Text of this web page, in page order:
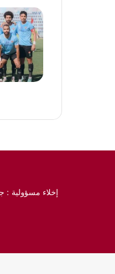
إخلاء مسؤولية :